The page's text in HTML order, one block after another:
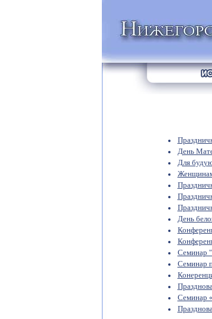
День
Для
Женщинам
День
Семинар
Семинар
Семинар